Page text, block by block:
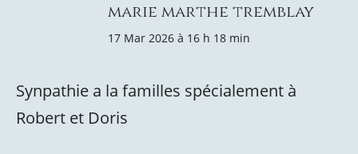
marie marthe tremblay
17 Mar 2026 à 16 h 18 min
Synpathie a la familles spécialement à
Robert et Doris